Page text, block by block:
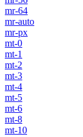
mr-64
mr-auto
mr-px
mt-0
mt-1
mt-2
mt-3
mt-4
mt-5
mt-6
mt-8
mt-10